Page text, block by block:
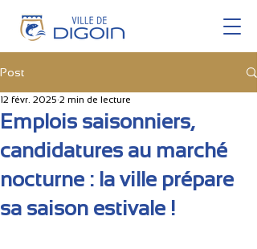
Post
Emplois saisonniers,
candidatures au marché
nocturne : la ville prépare
sa saison estivale !
12 févr. 2025 2 min de lecture